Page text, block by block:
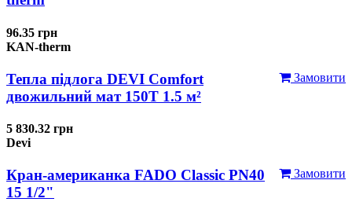
96.35 грн
KAN-therm
Замовити
Тепла підлога DEVI Comfort
двожильний мат 150T 1.5 м²
5 830.32 грн
Devi
Замовити
Кран-американка FADO Classic PN40
15 1/2"